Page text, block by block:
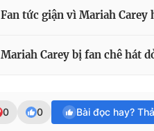
Fan tức giận vì Mariah Carey
Mariah Carey bị fan chê hát
0 0 Bài đọc hay?